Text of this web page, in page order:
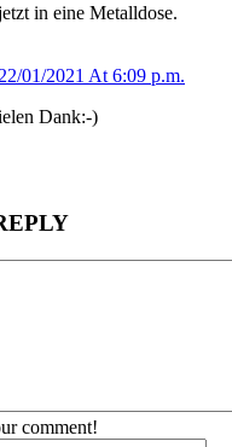
in eine Metalldose.
22/01/2021 At 6:09 p.m.
Dank:-)
comment!